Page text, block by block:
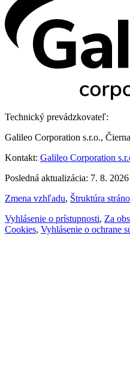
Technický prevádzkovateľ:
Galileo Corporation s.r.o.,
Kontakt: Galileo Corporation
Posledná aktualizácia: 7. 8. 2026
Zmena vzhľadu, Štruktúra
Vyhlásenie o prístupnosti, Za
Cookies, Vyhlásenie o ochrane